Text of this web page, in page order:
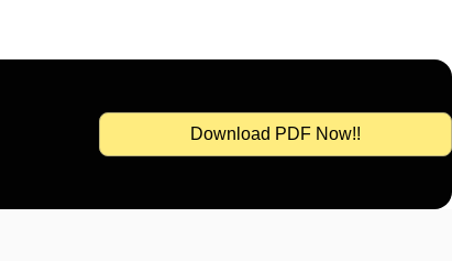
Download PDF Now!!